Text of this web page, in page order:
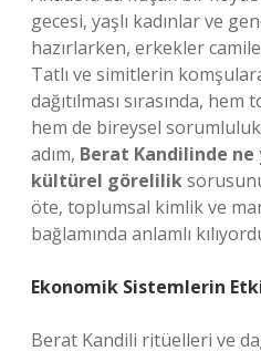
gecesi, yaşlı kadınlar ve
hazırlarken, erkekler
Tatlı ve simitlerin
dağıtılması sırasında,
hem de bireysel
adım, Berat Kandilinde ne
kültürel görelilik
öte, toplumsal kimlik ve
bağlamında anlamlı
Ekonomik Sistemlerin
Berat Kandili ritüelleri ve